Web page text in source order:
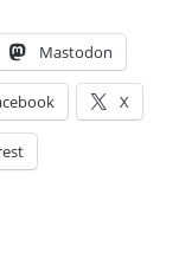
Mastodon
X